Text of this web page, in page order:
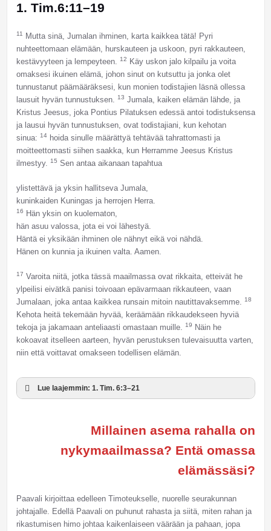
1. Tim.6:11–19
11
Mutta sinä, Jumalan ihminen, karta kaikkea tätä! Pyri
nuhteettomaan elämään, hurskauteen ja uskoon, pyri rakkauteen,
kestävyyteen ja lempeyteen. 12
Käy uskon jalo kilpailu ja voita
omaksesi ikuinen elämä, johon sinut on kutsuttu ja jonka olet
tunnustanut päämääräksesi, kun monien todistajien läsnä ollessa
lausuit hyvän tunnustuksen. 13 Jumala, kaiken elämän lähde, ja
Kristus Jeesus, joka Pontius Pilatuksen edessä antoi todistuksensa
ja lausui hyvän tunnustuksen, ovat todistajiani, kun kehotan
sinua: 14hoida sinulle määrättyä tehtävää tahrattomasti ja
moitteettomasti siihen saakka, kun Herramme Jeesus Kristus
ilmestyy. 15 Sen antaa aikanaan tapahtua
ylistettävä ja yksin hallitseva Jumala,
kuninkaiden Kuningas ja herrojen Herra.
16
Hän yksin on kuolematon,
hän asuu valossa, jota ei voi lähestyä.
Häntä ei yksikään ihminen ole nähnyt eikä voi nähdä.
Hänen on kunnia ja ikuinen valta. Aamen.
17 Varoita niitä, jotka tässä maailmassa ovat rikkaita, etteivät he
ylpeilisi eivätkä panisi toivoaan epävarmaan rikkauteen, vaan
Jumalaan, joka antaa kaikkea runsain mitoin nautittavaksemme. 18
Kehota heitä tekemään hyvää, keräämään rikkaudekseen hyviä
tekoja ja jakamaan anteliaasti omastaan muille. 19
Näin he
kokoavat itselleen aarteen, hyvän perustuksen tulevaisuutta varten,
niin että voittavat omakseen todellisen elämän.
Lue laajemmin: 1. Tim. 6:3–21
Millainen asema rahalla on
nykymaailmassa? Entä omassa
elämässäsi?
Paavali kirjoittaa edelleen Timoteukselle, nuorelle seurakunnan
johtajalle. Edellä Paavali on puhunut rahasta ja siitä, miten rahan ja
rikastumisen himo johtaa kaikenlaiseen väärään ja pahaan, jopa